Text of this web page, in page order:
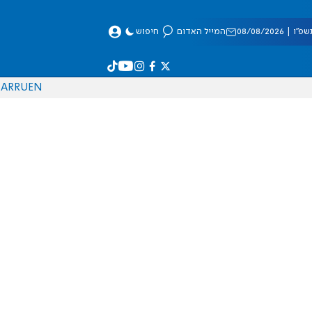
08/2026 המייל האדום חיפוש
EN
RU
AR